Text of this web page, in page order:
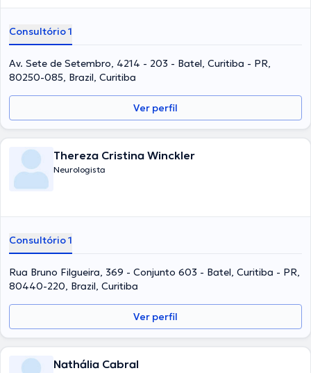
Consultório 1
Av. Sete de Setembro, 4214 - 203 - Batel, Curitiba - PR,
80250-085, Brazil, Curitiba
Ver perfil
Thereza Cristina Winckler
Neurologista
Consultório 1
Rua Bruno Filgueira, 369 - Conjunto 603 - Batel, Curitiba - PR,
80440-220, Brazil, Curitiba
Ver perfil
Nathália Cabral